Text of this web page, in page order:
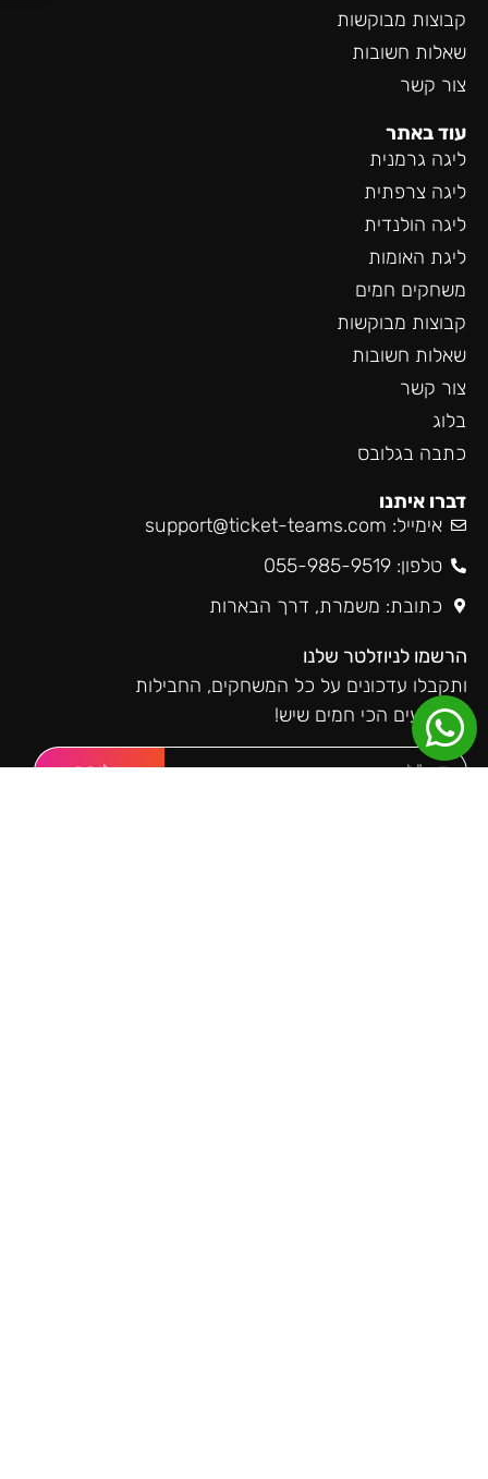
קבוצות מבוקשות
שאלות חשובות
צור קשר
עוד באתר
ליגה גרמנית
ליגה צרפתית
ליגה הולנדית
ליגת האומות
משחקים חמים
קבוצות מבוקשות
שאלות חשובות
צור קשר
בלוג
כתבה בגלובס
דברו איתנו
אימייל: support@ticket-teams.com
טלפון: 055-985-9519
כתובת: משמרת, דרך הבארות
הרשמו לניוזלטר שלנו
ותקבלו עדכונים על כל המשחקים, החבילות
והאירועים הכי חמים שיש!
שליחה